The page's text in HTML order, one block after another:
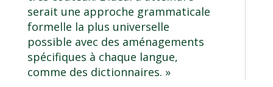
serait une approche grammaticale
formelle la plus universelle
possible avec des aménagements
spécifiques à chaque langue,
comme des dictionnaires. »